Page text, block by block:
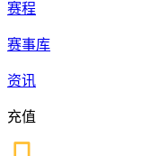
赛程
赛事库
资讯
充值